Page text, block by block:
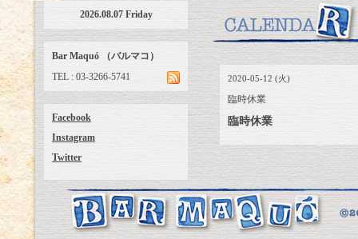
2020-05-12 (火)
臨時休業
臨時休業
2026.08.07 Friday
Bar Maquó （バルマコ）
TEL : 03-3266-5741
Facebook
Instagram
Twitter